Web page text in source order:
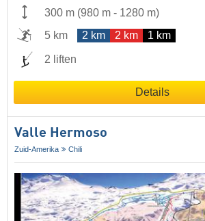
300 m (980 m - 1280 m)
5 km
2 km 2 km 1 km
2 liften
Details
Valle Hermoso
Zuid-Amerika Chili